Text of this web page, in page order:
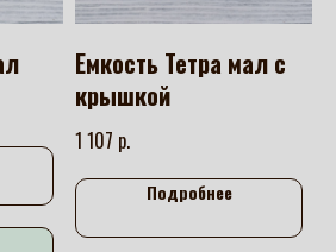
Емкость Тетра мал с
крышкой
1 107 р.
Подробнее